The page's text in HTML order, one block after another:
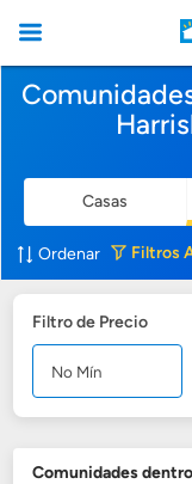
Casas
Ordenar Filtros
Filtro de Precio
Comunidades